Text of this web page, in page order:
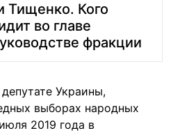
Тищенко. Кого
во главе
фракции
Украины,
выборах народных
2019 года в